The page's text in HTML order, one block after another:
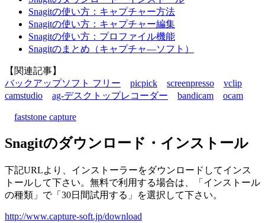
Snagitの使い方：キャプチャー方法
Snagitの使い方：キャプチャー編集
Snagitの使い方：プロファイル機能
Snagitのまとめ（キャプチャ―ソフト）
【関連記事】
バックアップソフト フリー
picpick screenpresso
vclip
camstudio
ag-デスクトップレコーダー bandicam ocam
faststone capture
Snagitのダウンロード・インストール
下記URLより、インストーラーをダウンロードしてインス
トールして下さい。無料で利用する場合は、「インストール
の種類」で「30日間試用する」を選択して下さい。
http://www.capture-soft.jp/download